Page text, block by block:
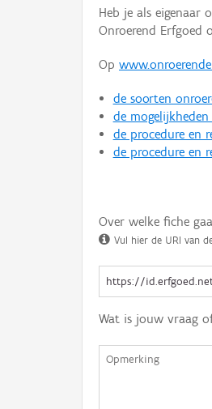
Heb je als eigenaar
Onroerend Erfgoed
Op
de soorten
de
de procedure en
de procedure en
Over welke fiche
Vul hier de URI van
Wat is jouw vraag